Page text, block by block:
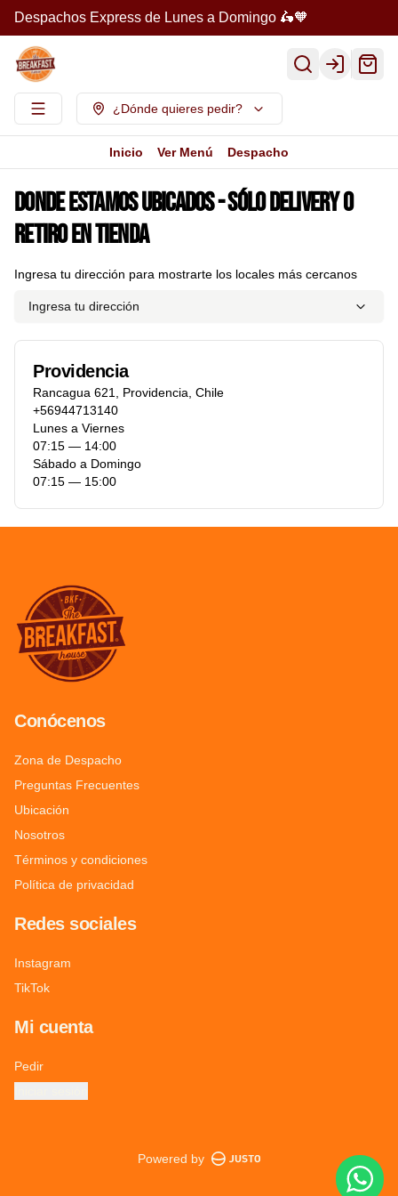
Despachos Express de Lunes a Domingo 🛵🧡
Login
¿Dónde quieres pedir?
Inicio Ver Menú Despacho
Donde estamos ubicados - Sólo Delivery o
Retiro en Tienda
Ingresa tu dirección para mostrarte los locales más cercanos
Ingresa tu dirección
Providencia
Rancagua 621 Providencia Chile
+56944713140
Lunes a Viernes
07:15 ― 14:00
Sábado a Domingo
07:15 ― 15:00
Conócenos
Zona de Despacho
Preguntas Frecuentes
Ubicación
Nosotros
Términos y condiciones
Política de privacidad
Redes sociales
Instagram
TikTok
Mi cuenta
Pedir
Powered by